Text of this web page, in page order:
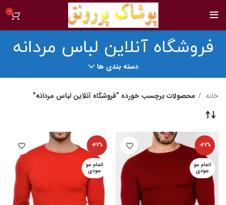
0
فروشگاه آنلاین لباس مردانه
دسته بندی ها
خانه محصولات برچسب خورده “فروشگاه آنلاین لباس مردانه”
-47%
اتمام مو
جودی
-47%
اتمام مو
جودی